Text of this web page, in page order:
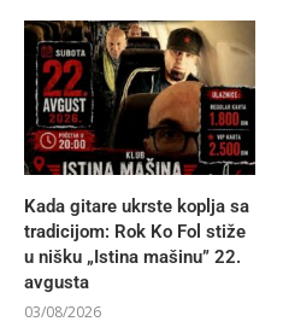
Kada gitare ukrste koplja sa
tradicijom: Rok Ko Fol stiže
u nišku „Istina mašinu” 22.
avgusta
03/08/2026